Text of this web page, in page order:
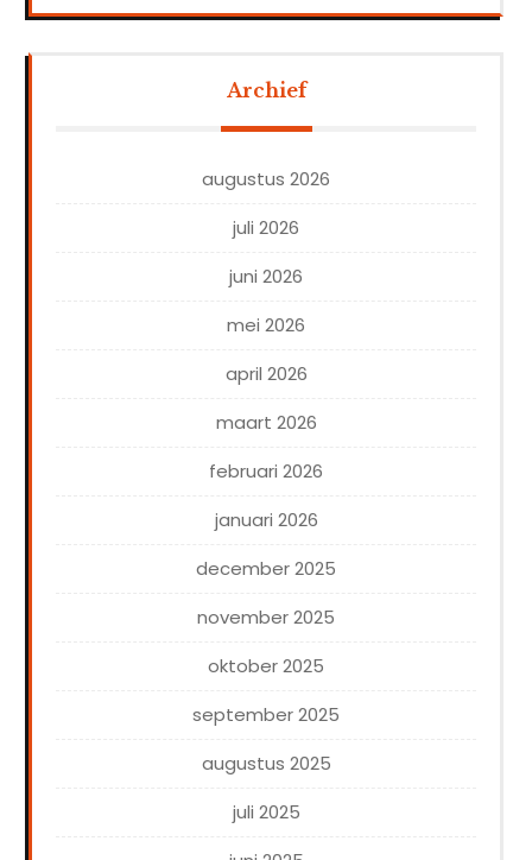
Archief
augustus 2026
juli 2026
juni 2026
mei 2026
april 2026
maart 2026
februari 2026
januari 2026
december 2025
november 2025
oktober 2025
september 2025
augustus 2025
juli 2025